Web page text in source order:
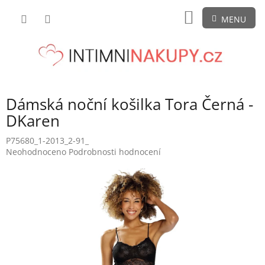
NÁKUPNÍ
KOŠÍK
Dámská noční košilka Tora Černá -
DKaren
P75680_1-2013_2-91_
Průměrné
Neohodnoceno Podrobnosti hodnocení